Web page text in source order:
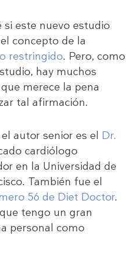
este nuevo estudio
concepto de la
restringido. Pero, como
hay muchos
merece la pena
tal afirmación.
autor senior es el Dr.
cardiólogo
en la Universidad de
También fue el
56 de Diet Doctor.
tengo un gran
personal como